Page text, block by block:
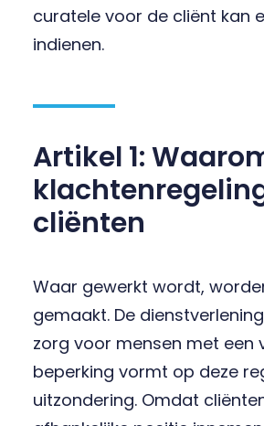
curatele voor de cliënt kan
indienen.
Artikel 1:
cliënten
Waar gewerkt wordt,
gemaakt. De
zorg voor mensen met een
beperking vormt op deze
uitzondering. Omdat